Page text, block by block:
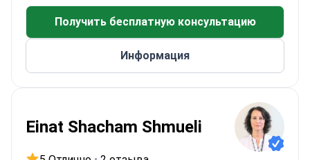
здравоохранения.
Получить бесплатную консультацию
Информация
Einat Shacham Shmueli